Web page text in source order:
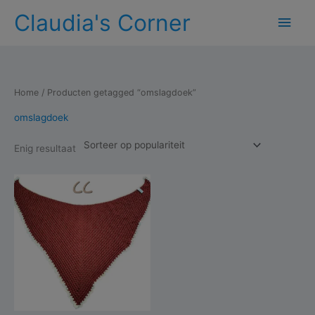
naarClaudia's Corner
Home / Producten getagged “omslagdoek”
omslagdoek
Enig resultaat